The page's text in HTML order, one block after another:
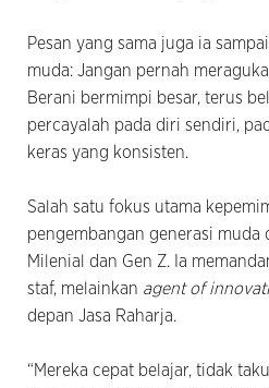
Pesan yang sama juga ia
muda: Jangan pernah
Berani bermimpi besar, terus
percayalah pada diri sendiri,
keras yang konsisten.
Salah satu fokus utama
pengembangan generasi muda
Milenial dan Gen Z. Ia
staf, melainkan agent of
depan Jasa Raharja.
“Mereka cepat belajar, tidak